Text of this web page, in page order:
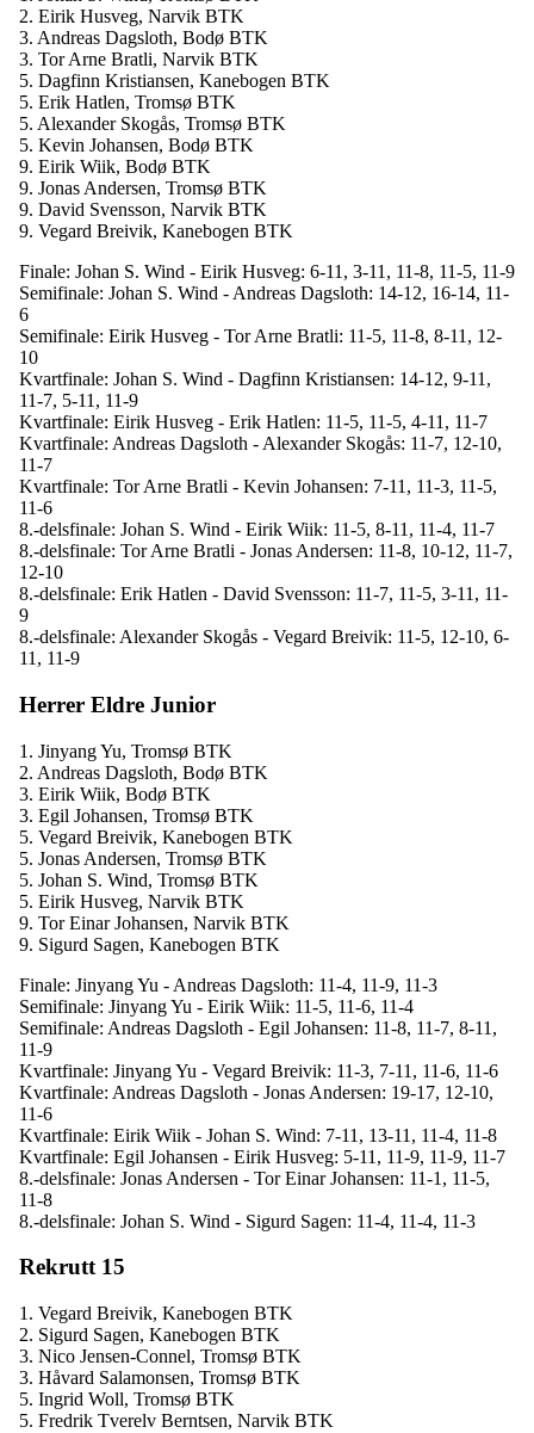
2. Eirik Husveg, Narvik BTK
3. Andreas Dagsloth, Bodø BTK
3. Tor Arne Bratli, Narvik BTK
5. Dagfinn Kristiansen, Kanebogen BTK
5. Erik Hatlen, Tromsø BTK
5. Alexander Skogås, Tromsø BTK
5. Kevin Johansen, Bodø BTK
9. Eirik Wiik, Bodø BTK
9. Jonas Andersen, Tromsø BTK
9. David Svensson, Narvik BTK
9. Vegard Breivik, Kanebogen BTK
Finale: Johan S. Wind - Eirik Husveg: 6-11, 3-11, 11-8, 11-5, 11-9
Semifinale: Johan S. Wind - Andreas Dagsloth: 14-12, 16-14, 11-
6
Semifinale: Eirik Husveg - Tor Arne Bratli: 11-5, 11-8, 8-11, 12-
10
Kvartfinale: Johan S. Wind - Dagfinn Kristiansen: 14-12, 9-11,
11-7, 5-11, 11-9
Kvartfinale: Eirik Husveg - Erik Hatlen: 11-5, 11-5, 4-11, 11-7
Kvartfinale: Andreas Dagsloth - Alexander Skogås: 11-7, 12-10,
11-7
Kvartfinale: Tor Arne Bratli - Kevin Johansen: 7-11, 11-3, 11-5,
11-6
8.-delsfinale: Johan S. Wind - Eirik Wiik: 11-5, 8-11, 11-4, 11-7
8.-delsfinale: Tor Arne Bratli - Jonas Andersen: 11-8, 10-12, 11-7,
12-10
8.-delsfinale: Erik Hatlen - David Svensson: 11-7, 11-5, 3-11, 11-
9
8.-delsfinale: Alexander Skogås - Vegard Breivik: 11-5, 12-10, 6-
11, 11-9
Herrer Eldre Junior
1. Jinyang Yu, Tromsø BTK
2. Andreas Dagsloth, Bodø BTK
3. Eirik Wiik, Bodø BTK
3. Egil Johansen, Tromsø BTK
5. Vegard Breivik, Kanebogen BTK
5. Jonas Andersen, Tromsø BTK
5. Johan S. Wind, Tromsø BTK
5. Eirik Husveg, Narvik BTK
9. Tor Einar Johansen, Narvik BTK
9. Sigurd Sagen, Kanebogen BTK
Finale: Jinyang Yu - Andreas Dagsloth: 11-4, 11-9, 11-3
Semifinale: Jinyang Yu - Eirik Wiik: 11-5, 11-6, 11-4
Semifinale: Andreas Dagsloth - Egil Johansen: 11-8, 11-7, 8-11,
11-9
Kvartfinale: Jinyang Yu - Vegard Breivik: 11-3, 7-11, 11-6, 11-6
Kvartfinale: Andreas Dagsloth - Jonas Andersen: 19-17, 12-10,
11-6
Kvartfinale: Eirik Wiik - Johan S. Wind: 7-11, 13-11, 11-4, 11-8
Kvartfinale: Egil Johansen - Eirik Husveg: 5-11, 11-9, 11-9, 11-7
8.-delsfinale: Jonas Andersen - Tor Einar Johansen: 11-1, 11-5,
11-8
8.-delsfinale: Johan S. Wind - Sigurd Sagen: 11-4, 11-4, 11-3
Rekrutt 15
1. Vegard Breivik, Kanebogen BTK
2. Sigurd Sagen, Kanebogen BTK
3. Nico Jensen-Connel, Tromsø BTK
3. Håvard Salamonsen, Tromsø BTK
5. Ingrid Woll, Tromsø BTK
5. Fredrik Tverelv Berntsen, Narvik BTK